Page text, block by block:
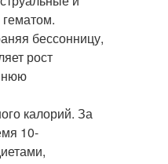
бессонницу,
рост
калорий. За
10-